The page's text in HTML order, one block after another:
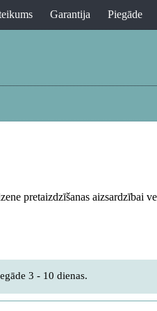
Garantija Piegāde
pretaizdzīšanas aizsardzībai
3 - 10 dienas.